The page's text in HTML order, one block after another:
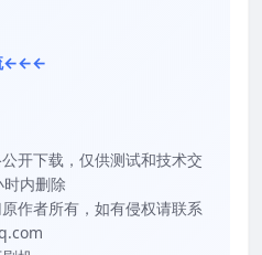
←←←
开下载，仅供测试和技术交
内删除
作者所有，如有侵权请联系